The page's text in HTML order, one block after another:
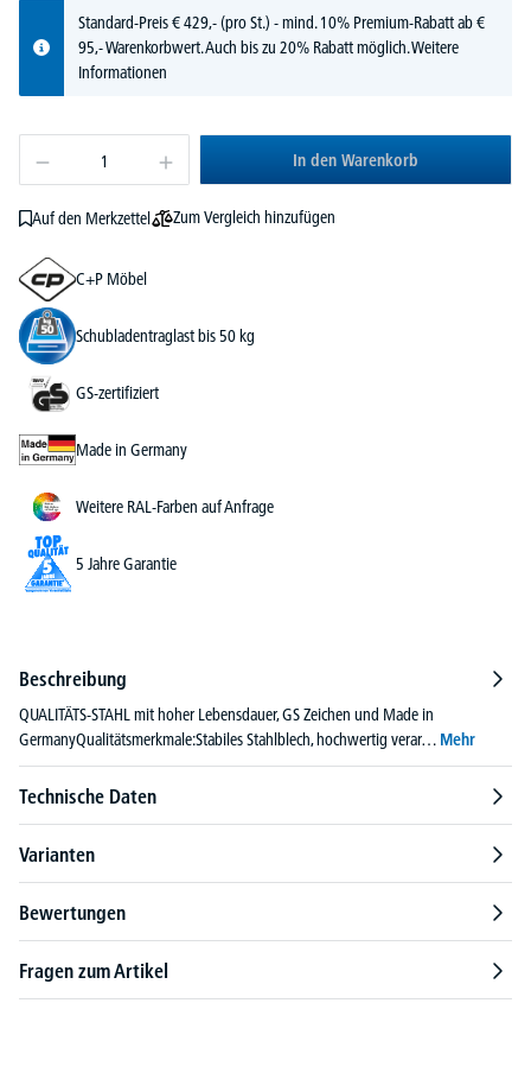
Standard-Preis€429,-(pro St.) - mind. 10% Premium-Rabatt ab €
95,- Warenkorbwert. Auch bis zu 20% Rabatt möglich.Weitere
Informationen
In den Warenkorb
Auf den Merkzettel Zum Vergleich hinzufügen
C+P Möbel
Schubladentraglast bis 50 kg
GS-zertifiziert
Made in Germany
Weitere RAL-Farben auf Anfrage
5 Jahre Garantie
Beschreibung
QUALITÄTS-STAHL mit hoher Lebensdauer, GS Zeichen und Made in
GermanyQualitätsmerkmale:Stabiles Stahlblech, hochwertig verar… Mehr
Technische Daten
Varianten
Bewertungen
Fragen zum Artikel